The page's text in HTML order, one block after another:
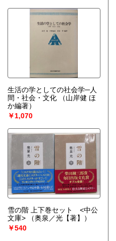
生活の学としての社会学─人
間・社会・文化
（山岸健 ほ
か編著）
￥1,070
雪の階 上下巻セット <中公
文庫>
（奥泉／光【著】）
￥540